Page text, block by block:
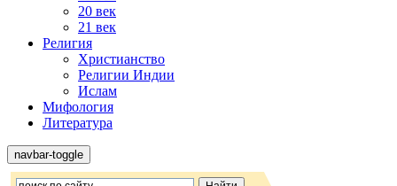
20 век
21 век
Религия
Христианство
Религии Индии
Ислам
Мифология
Литература
navbar-toggle